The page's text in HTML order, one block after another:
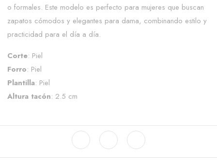
o formales. Este modelo es perfecto para mujeres que buscan
zapatos cómodos y elegantes para dama, combinando estilo y
practicidad para el día a día.
Corte: Piel
Forro: Piel
Plantilla: Piel
Altura tacón: 2.5 cm